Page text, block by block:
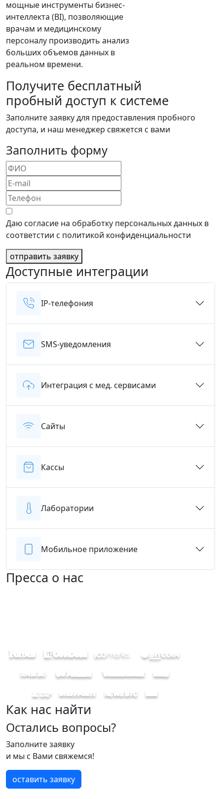
мощные инструменты бизнес-
интеллекта (BI), позволяющие
врачам и медицинскому
персоналу производить анализ
больших объемов данных в
реальном времени.
Получите бесплатный
пробный доступ к системе
Заполните заявку для предоставления пробного
доступа, и наш менеджер свяжется с вами
Заполнить форму
Даю согласие на обработку персональных данных в
соответстии с политикой конфиденциальности
отправить заявку
Доступные интеграции
IP-телефония
SMS-уведомления
Интеграция с мед. сервисами
Сайты
Кассы
Лаборатории
Мобильное приложение
Пресса о нас
Как нас найти
Остались вопросы?
Заполните заявку
и мы с Вами свяжемся!
оставить заявку